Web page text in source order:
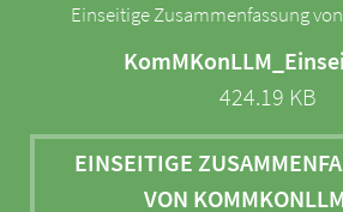
Einseitige Zusammenfassung
424.19 KB
EINSEITIGE
VON